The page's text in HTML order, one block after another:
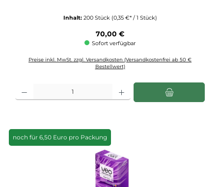
Inhalt: 200 Stück (0,35 €* / 1 Stück)
Regulärer Preis:
70,00 €
Sofort verfügbar
Preise inkl. MwSt. zzgl. Versandkosten (Versandkostenfrei ab 50 €
Bestellwert)
Produkt Anzahl: Gib den gewünschten Wert ein oder benutze die Schaltflächen
noch für 6,50 Euro pro Packung